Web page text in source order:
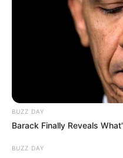
BUZZ DAY
Barack Finally Reveals
BUZZ DAY